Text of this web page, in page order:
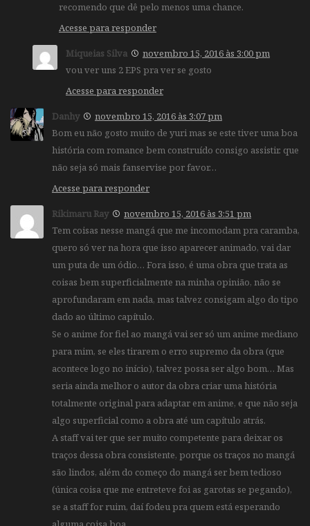
recomendo que dê pelo menos uma chance.
Acesse para responder
Miqueias Silva
novembro 15, 2016 às 3:00 pm
vou ver uns 2 EPS pra ver se gosto
Acesse para responder
Danhy
novembro 15, 2016 às 3:07 pm
Bom eu não gosto muito de yuri mas se este tiver uma boa
história com romance bem construído consigo assistir. que
não seja só mais fanservise por favor…
Acesse para responder
Rikimaru Ray
novembro 15, 2016 às 3:51 pm
Tem coisas nesse mangá que me incomodam pra caramba,
quero só ver na hora que isso aparecer animado, vai dar
um puta de um ódio… Fora isso, é uma obra que trata as
coisas bem superficialmente na minha opinião, não se
aprofundaram em nada, mas talvez consigam algo do tipo
dado ao último capítulo.
Se o anime for fiel ao mangá vai ser só um anime mediano
para mim, se eles tirarem o erro supremo da obra (que
acontece logo no início), talvez possa ser algo bom… Mas
seria ainda melhor o autor da obra criar uma história
totalmente original para adaptar em anime, e que não seja
algo superficial como a obra até um capítulo atrás.
A staff vai ter que ser muito competente para deixar os
traços dessa obra consistente, porque os traços no mangá
são lindos, além do começo do mangá ser bem tedioso
(única coisa que me entreteve foi as garotas se pegando),
se a staff for ruim, daí fodeu pra quem está esperando